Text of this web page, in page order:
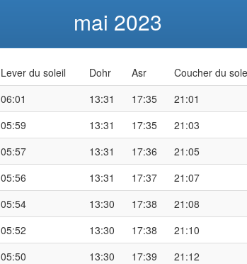
mai 2023
Lever du soleil Dohr Asr Coucher du
06:01 13:31 17:35 21:01
05:59 13:31 17:35 21:03
05:57 13:31 17:36 21:05
05:56 13:31 17:37 21:07
05:54 13:30 17:38 21:08
05:52 13:30 17:38 21:10
05:50 13:30 17:39 21:12